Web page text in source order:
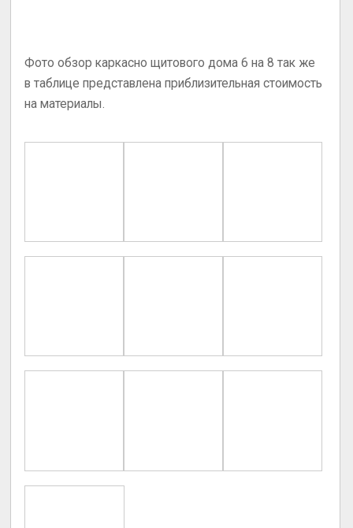
Фото обзор каркасно щитового дома 6 на 8 так же
в таблице представлена приблизительная стоимость
на материалы.